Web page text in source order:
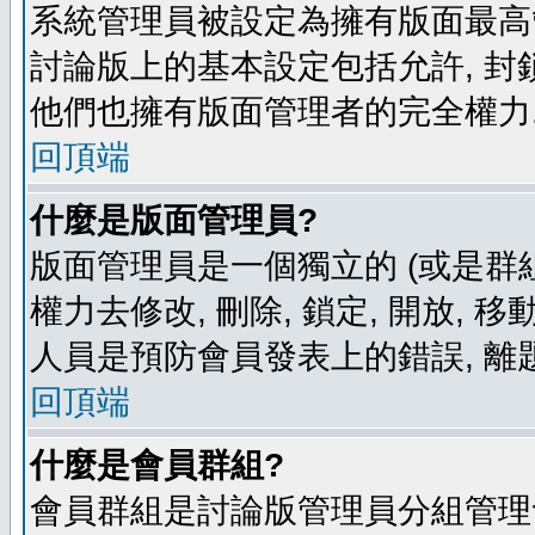
系統管理員被設定為擁有版面最
討論版上的基本設定包括允許,
他們也擁有版面管理者的完全權
回頂端
什麼是版面管理員?
版面管理員是一個獨立的 (或是
權力去修改, 刪除, 鎖定, 開放, 移
人員是預防會員發表上的錯誤, 離
回頂端
什麼是會員群組?
會員群組是討論版管理員分組管